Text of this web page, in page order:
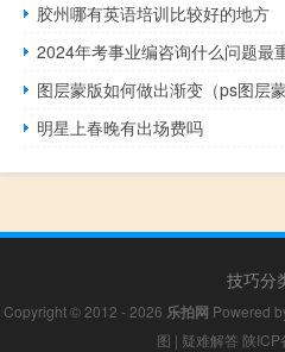
胶州哪有英语培训比较好的地方
2024年考事业编咨询什么问题最
图层蒙版如何做出渐变（ps图层
明星上春晚有出场费吗
技巧分
Copyright © 2012 - 2026 乐拍网 Powered
图 | 疑难解答 陕